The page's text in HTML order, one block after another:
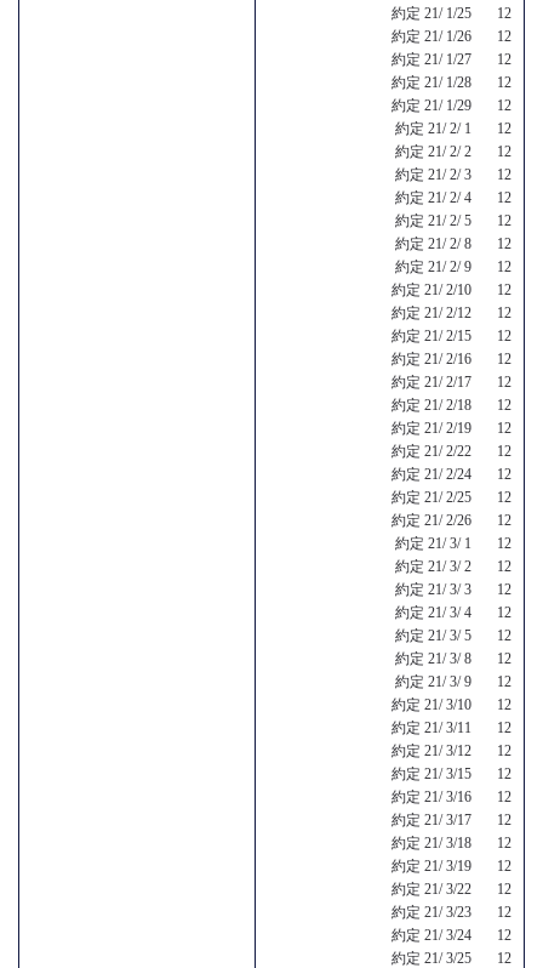
約定 21/ 1/25 12
約定 21/ 1/26 12
約定 21/ 1/27 12
約定 21/ 1/28 12
約定 21/ 1/29 12
約定 21/ 2/ 1 12
約定 21/ 2/ 2 12
約定 21/ 2/ 3 12
約定 21/ 2/ 4 12
約定 21/ 2/ 5 12
約定 21/ 2/ 8 12
約定 21/ 2/ 9 12
約定 21/ 2/10 12
約定 21/ 2/12 12
約定 21/ 2/15 12
約定 21/ 2/16 12
約定 21/ 2/17 12
約定 21/ 2/18 12
約定 21/ 2/19 12
約定 21/ 2/22 12
約定 21/ 2/24 12
約定 21/ 2/25 12
約定 21/ 2/26 12
約定 21/ 3/ 1 12
約定 21/ 3/ 2 12
約定 21/ 3/ 3 12
約定 21/ 3/ 4 12
約定 21/ 3/ 5 12
約定 21/ 3/ 8 12
約定 21/ 3/ 9 12
約定 21/ 3/10 12
約定 21/ 3/11 12
約定 21/ 3/12 12
約定 21/ 3/15 12
約定 21/ 3/16 12
約定 21/ 3/17 12
約定 21/ 3/18 12
約定 21/ 3/19 12
約定 21/ 3/22 12
約定 21/ 3/23 12
約定 21/ 3/24 12
約定 21/ 3/25 12